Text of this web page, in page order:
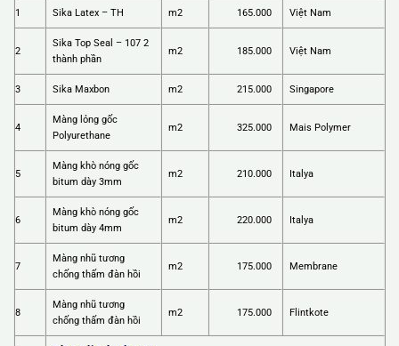
1 Sika Latex – TH m2 165.000 Việt Nam
2
Sika Top Seal – 107 2
thành phần
m2 185.000 Việt Nam
3 Sika Maxbon m2 215.000 Singapore
4
Màng lỏng gốc
Polyurethane
m2 325.000 Mais Polymer
5
Màng khò nóng gốc
bitum dày 3mm
m2 210.000 Italya
6
Màng khò nóng gốc
bitum dày 4mm
m2 220.000 Italya
7
Màng nhũ tương
chống thấm đàn hồi
m2 175.000 Membrane
8
Màng nhũ tương
chống thấm đàn hồi
m2 175.000 Flintkote